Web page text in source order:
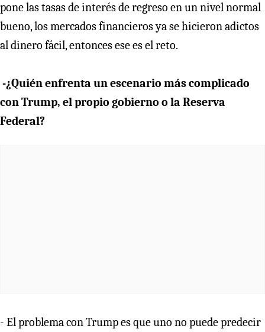
pone las tasas de interés de regreso en un nivel normal
bueno, los mercados financieros ya se hicieron adictos
al dinero fácil, entonces ese es el reto.
-¿Quién enfrenta un escenario más complicado
con Trump, el propio gobierno o la Reserva
Federal?
- El problema con Trump es que uno no puede predecir